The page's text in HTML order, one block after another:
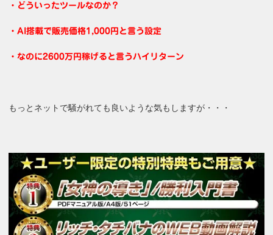
・どういったツールなのか？
・AI搭載で販売価格1,000円と言う設定
・なのに2600万円稼げると言うハイリターン
もっとネットで騒がれても良いような気もしますが・・・